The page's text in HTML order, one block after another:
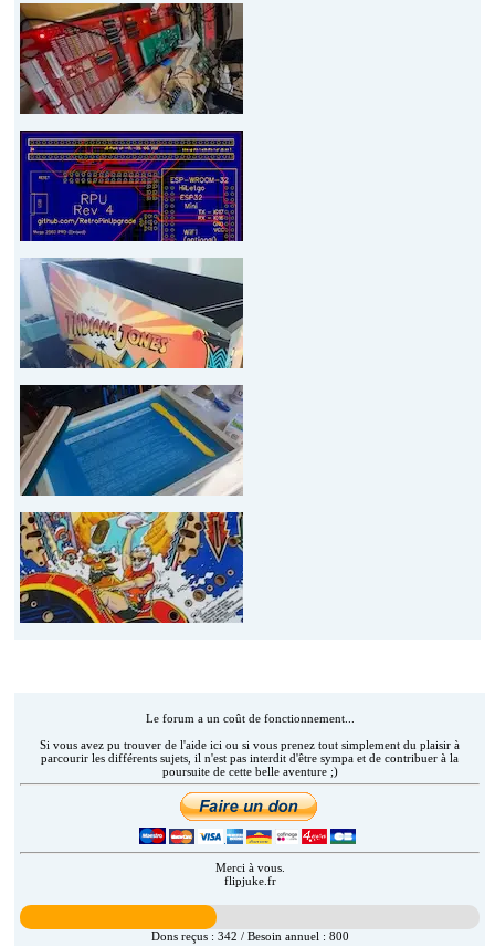
Le forum a un coût de fonctionnement...
Si vous avez pu trouver de l'aide ici ou si vous prenez tout simplement du plaisir à
parcourir les différents sujets, il n'est pas interdit d'être sympa et de contribuer à la
poursuite de cette belle aventure ;)
Merci à vous.
flipjuke.fr
Dons reçus : 342 / Besoin annuel : 800